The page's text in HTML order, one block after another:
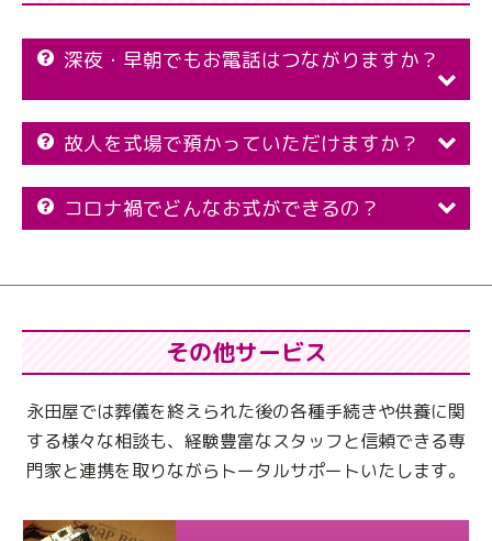
深夜・早朝でもお電話はつながりますか？
故人を式場で預かっていただけますか？
コロナ禍でどんなお式ができるの？
その他サービス
永田屋では葬儀を終えられた後の各種手続きや供養に関
する様々な相談も、 経験豊富なスタッフと信頼できる専
門家と連携を取りながらトータルサポートいたします。